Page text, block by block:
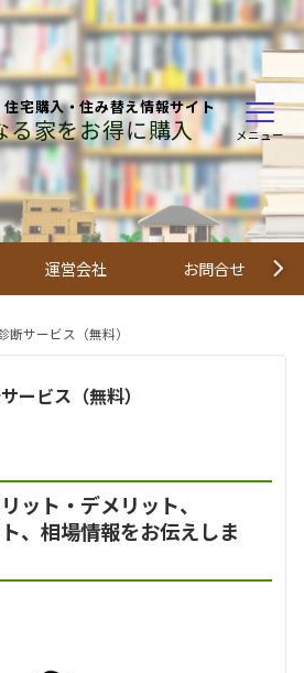
住宅購入・住み替え情報サイト
る家をお得に購入 メニュー
運営会社 お問合せ
断サービス（無料）
ービス（無料）
ット・デメリット、
、相場情報をお伝えしま